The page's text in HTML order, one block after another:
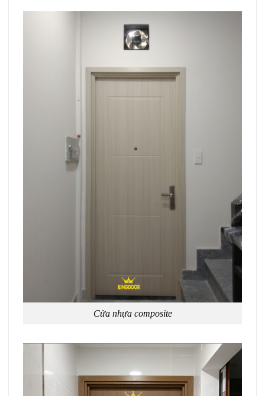
Cửa nhựa composite